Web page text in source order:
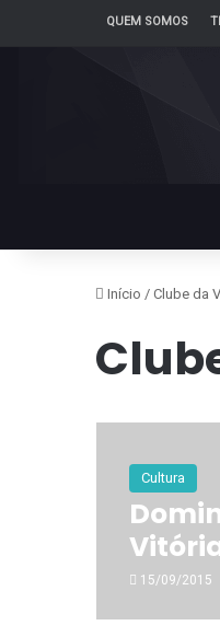
QUEM SOMOS
Início / Clube da
Cultura
15/09/2015